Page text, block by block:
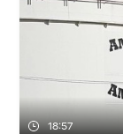
18:57